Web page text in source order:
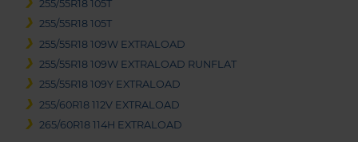
255/55R18 105T
255/55R18 105T
255/55R18 109W EXTRALOAD
255/55R18 109W EXTRALOAD RUNFLAT
255/55R18 109Y EXTRALOAD
255/60R18 112V EXTRALOAD
265/60R18 114H EXTRALOAD